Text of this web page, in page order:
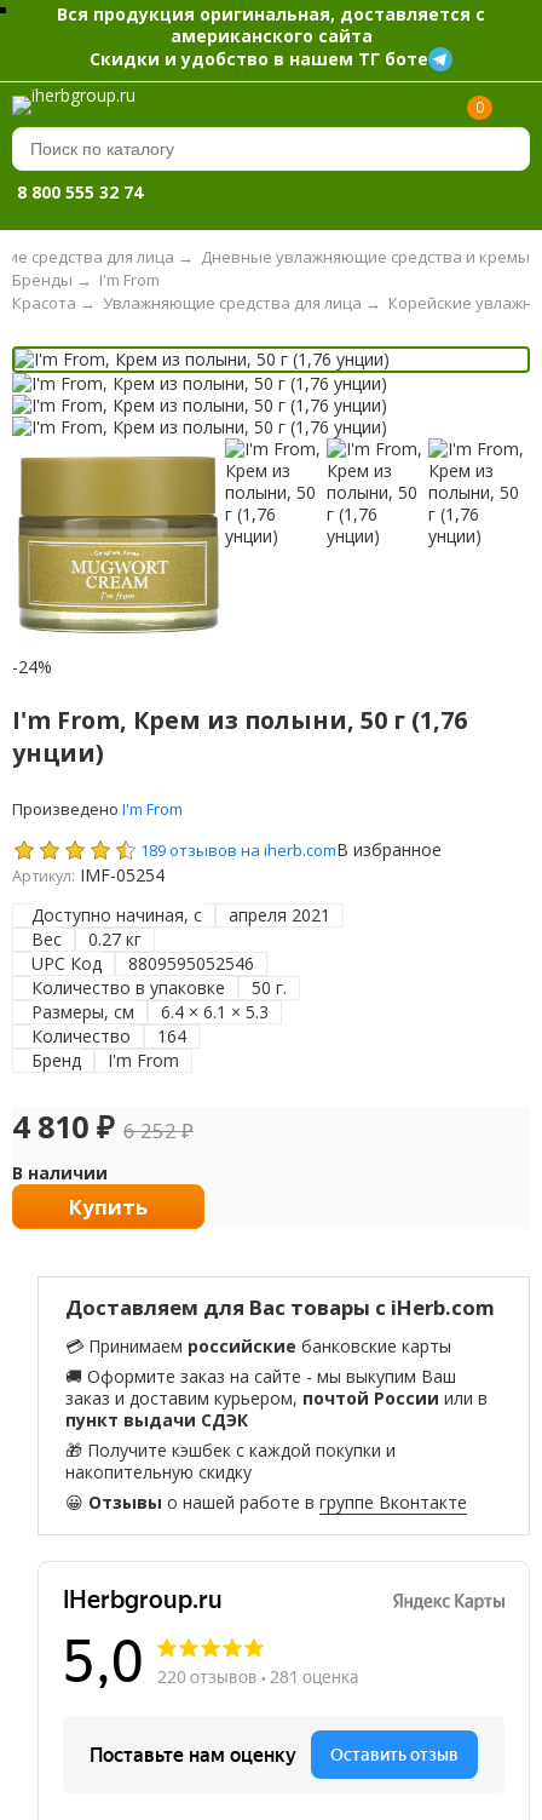
Вся продукция оригинальная, доставляется с
американского сайта
Скидки и удобство в нашем ТГ боте
0
8 800 555 32 74
средства для лица → Дневные увлажняющие средства и кремы
I'm From
Бренды →
Корейские
Увлажняющие средства для лица →
Красота →
-24%
I'm From, Крем из полыни, 50 г (1,76
унции)
Произведено I'm From
189 отзывов на iherb.comВ избранное
Артикул: IMF-05254
Доступно начиная, с
апреля 2021
Вес
0.27 кг
UPC Код
8809595052546
Количество в упаковке
50 г.
Размеры, см
6.4 × 6.1 × 5.3
Количество
164
Бренд
I'm From
4 810 ₽ 6 252₽
В наличии
Купить
Доставляем для Вас товары с iHerb.com
💳 Принимаем российские банковские карты
🚚 Оформите заказ на сайте - мы выкупим Ваш
заказ и доставим курьером, почтой России или в
пункт выдачи СДЭК
🎁 Получите кэшбек с каждой покупки и
накопительную скидку
😀 Отзывы о нашей работе вгруппе Вконтакте